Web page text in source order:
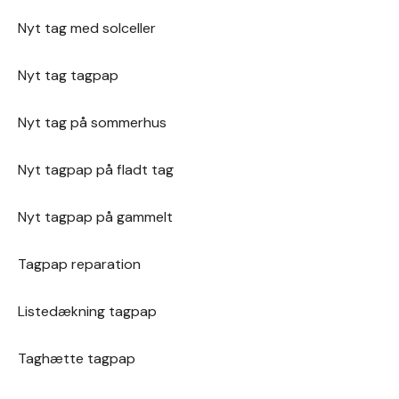
Nyt tag med solceller
Nyt tag tagpap
Nyt tag på sommerhus
Nyt tagpap på fladt tag
Nyt tagpap på gammelt
Tagpap reparation
Listedækning tagpap
Taghætte tagpap